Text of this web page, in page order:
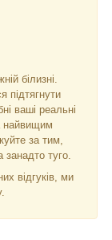
білизні.
підтягнути
ваші реальні
найвищим
за тим,
занадто туго.
відгуків, ми